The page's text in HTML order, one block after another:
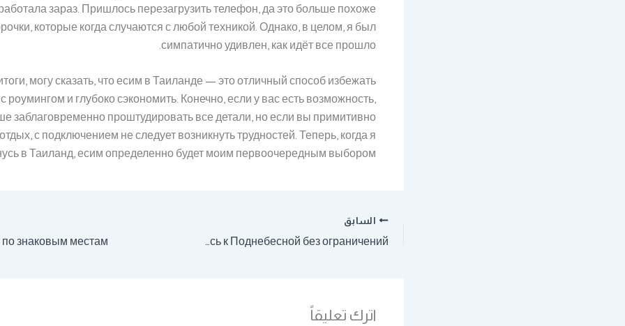
зараз. Пришлось перезагрузить телефон, да это больше похоже
которые когда случаются с любой техникой. Однако, в целом, я был
симпатично удивлен, как идёт все прошло.
могу сказать, что есим в Таиланде — это отличный способ избежать
роумингом и глубоко сэкономить. Конечно, если у вас есть возможность,
заблаговременно проштудировать все детали, но если вы примитивно
с подключением не следует возникнуть трудностей. Теперь, когда я
в Таиланд, есим определенно будет моим первоочередным выбором.
السابق
Сим-карты Китая: подключись к Поднебесной без ограничений
اترك تعليقاً